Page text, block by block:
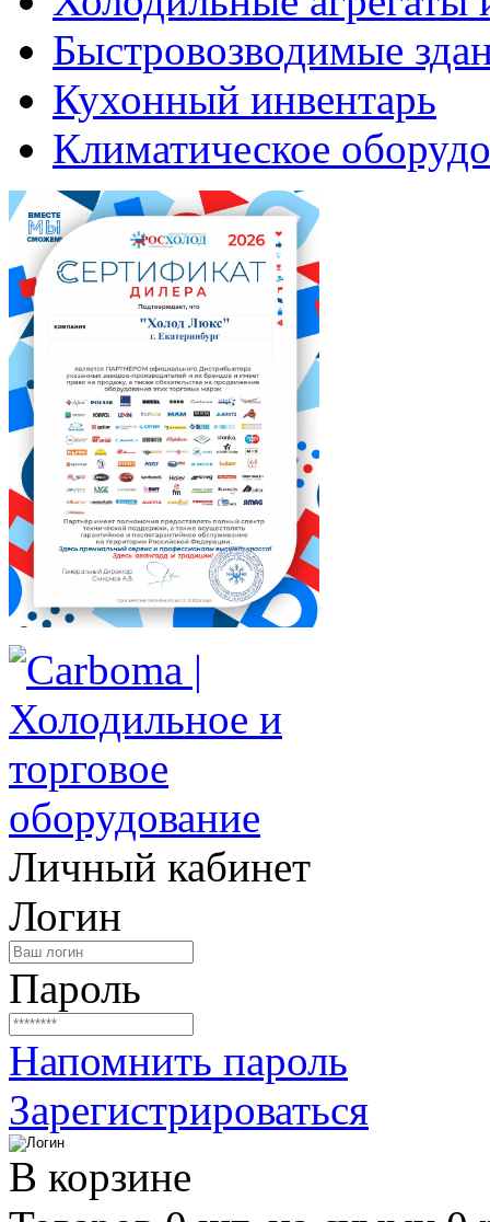
Быстровозводимые
Кухонный инвентарь
Климатическое
Личный кабинет
Логин
Пароль
Напомнить пароль
Зарегистрироваться
В корзине